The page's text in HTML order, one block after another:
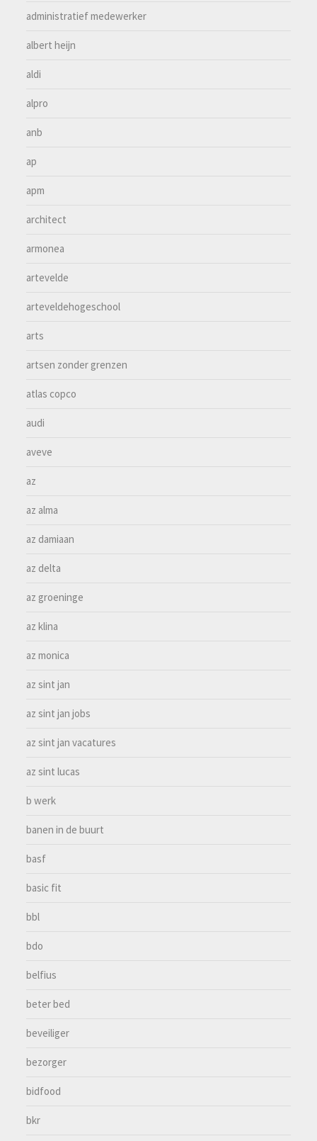
administratief medewerker
albert heijn
aldi
alpro
anb
ap
apm
architect
armonea
artevelde
arteveldehogeschool
arts
artsen zonder grenzen
atlas copco
audi
aveve
az
az alma
az damiaan
az delta
az groeninge
az klina
az monica
az sint jan
az sint jan jobs
az sint jan vacatures
az sint lucas
b werk
banen in de buurt
basf
basic fit
bbl
bdo
belfius
beter bed
beveiliger
bezorger
bidfood
bkr